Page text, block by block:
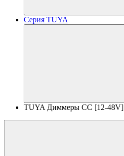
Серия TUYA
TUYA Диммеры CC [12-48V]